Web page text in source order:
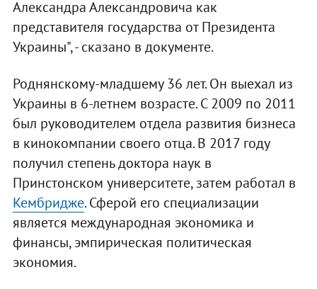
Александра Александровича как
представителя государства от Президента
Украины", - сказано в документе.
Роднянскому-младшему 36 лет. Он выехал из
Украины в 6-летнем возрасте. С 2009 по 2011
был руководителем отдела развития бизнеса
в кинокомпании своего отца. В 2017 году
получил степень доктора наук в
Принстонском университете, затем работал в
Кембридже. Сферой его специализации
является международная экономика и
финансы, эмпирическая политическая
экономия.